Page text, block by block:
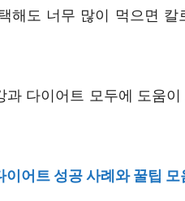
해도 너무 많이 먹으면
과 다이어트 모두에 도움
이어트 성공 사례와 꿀팁 모